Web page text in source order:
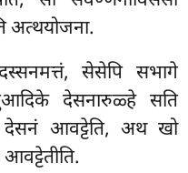
अत्थयोजना.
सेसेपि सभागे
देसनारुळ्हे सति
देसनं आवट्टेति, अथ खो